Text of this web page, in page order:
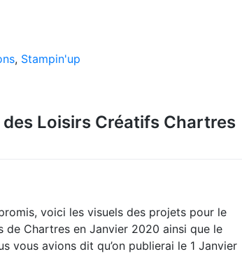
, Stampin'up
Loisirs Créatifs Chartres
voici les visuels des projets pour le
de Chartres en Janvier 2020 ainsi que le
vous avions dit qu’on publierai le 1 Janvier